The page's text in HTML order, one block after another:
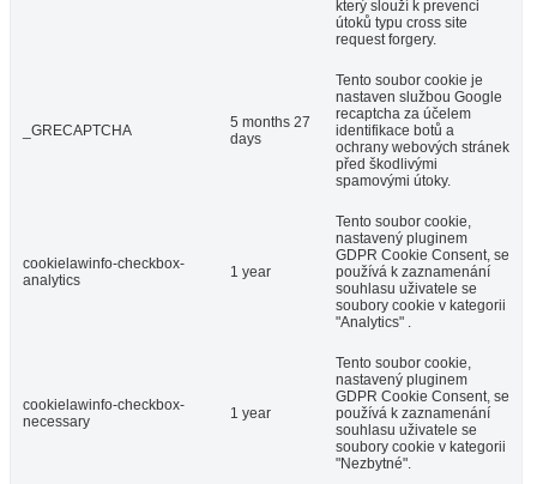
který slouží k prevenci
útoků typu cross site
request forgery.
_GRECAPTCHA
5 months 27
days
Tento soubor cookie je
nastaven službou Google
recaptcha za účelem
identifikace botů a
ochrany webových stránek
před škodlivými
spamovými útoky.
cookielawinfo-checkbox-
analytics
1 year
Tento soubor cookie,
nastavený pluginem
GDPR Cookie Consent, se
používá k zaznamenání
souhlasu uživatele se
soubory cookie v kategorii
"Analytics" .
cookielawinfo-checkbox-
necessary
1 year
Tento soubor cookie,
nastavený pluginem
GDPR Cookie Consent, se
používá k zaznamenání
souhlasu uživatele se
soubory cookie v kategorii
"Nezbytné".